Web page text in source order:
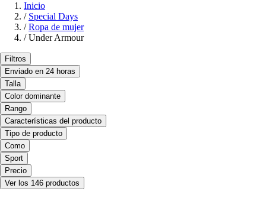
Inicio
/ Special Days
/ Ropa de mujer
/ Under Armour
Filtros
Enviado en 24 horas
Talla
Color dominante
Rango
Características del producto
Tipo de producto
Como
Sport
Precio
Ver los 146 productos